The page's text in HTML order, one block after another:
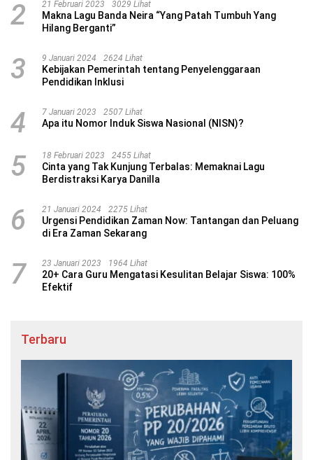
2 21 Februari 2023 3029 Lihat
Makna Lagu Banda Neira “Yang Patah Tumbuh Yang
Hilang Berganti”
3 9 Januari 2024 2624 Lihat
Kebijakan Pemerintah tentang Penyelenggaraan
Pendidikan Inklusi
4 7 Januari 2023 2507 Lihat
Apa itu Nomor Induk Siswa Nasional (NISN)?
5 18 Februari 2023 2455 Lihat
Cinta yang Tak Kunjung Terbalas: Memaknai Lagu
Berdistraksi Karya Danilla
6 21 Januari 2024 2275 Lihat
Urgensi Pendidikan Zaman Now: Tantangan dan Peluang
di Era Zaman Sekarang
7 23 Januari 2023 1964 Lihat
20+ Cara Guru Mengatasi Kesulitan Belajar Siswa: 100%
Efektif
Terbaru